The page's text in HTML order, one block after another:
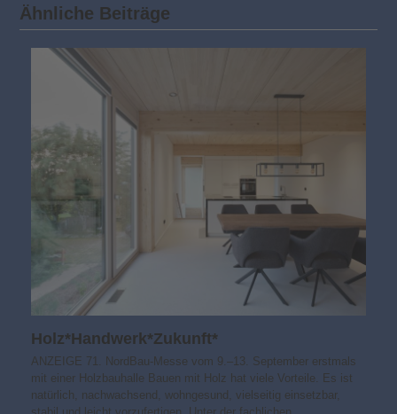
Ähnliche Beiträge
Holz*Handwerk*Zukunft*
ANZEIGE 71. NordBau-Messe vom 9.–13. September erstmals
mit einer Holzbauhalle Bauen mit Holz hat viele Vorteile. Es ist
natürlich, nachwachsend, wohngesund, vielseitig einsetzbar,